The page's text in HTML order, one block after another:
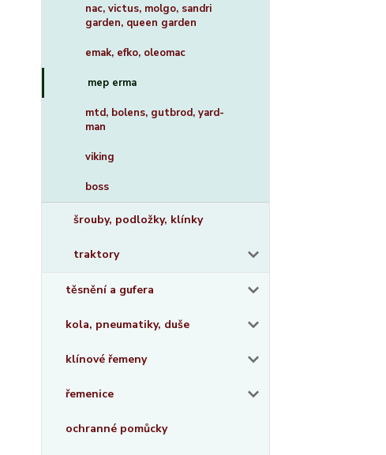
nac, victus, molgo, sandri
garden, queen garden
emak, efko, oleomac
mep erma
mtd, bolens, gutbrod, yard-
man
viking
boss
šrouby, podložky, klínky
traktory
těsnění a gufera
kola, pneumatiky, duše
klínové řemeny
řemenice
ochranné pomůcky